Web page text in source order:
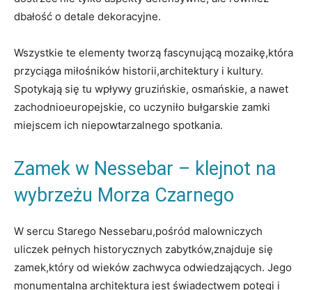
dbałość o detale⁢ dekoracyjne.
Wszystkie‍ te elementy tworzą fascynującą mozaikę,która
przyciąga miłośników historii,architektury i kultury.
Spotykają się tu wpływy ‍gruzińskie, ​osmańskie,‌ a nawet
zachodnioeuropejskie, ⁢co⁤ uczyniło⁤ bułgarskie‍ zamki
miejscem ich niepowtarzalnego spotkania.
Zamek w Nessebar ⁤– klejnot na
wybrzeżu Morza Czarnego
W sercu Starego Nessebaru,pośród malowniczych
uliczek pełnych ‍historycznych zabytków,znajduje ⁤się
zamek,który od wieków zachwyca ⁣odwiedzających. Jego
monumentalna architektura jest świadectwem potęgi ⁤i